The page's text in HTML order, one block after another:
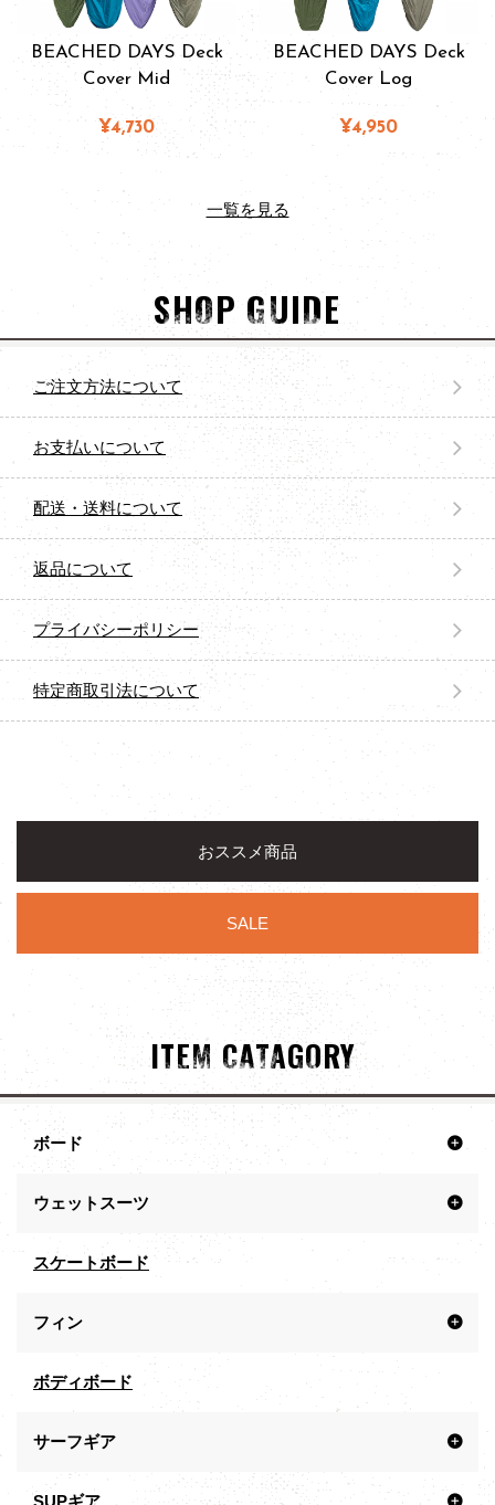
BEACHED DAYS Deck
Cover Mid
¥4,730
BEACHED DAYS Deck
Cover Log
¥4,950
一覧を見る
SHOP GUIDE
ご注文方法について
お支払いについて
配送・送料について
返品について
プライバシーポリシー
特定商取引法について
おススメ商品
SALE
ITEM CATAGORY
ボード
ウェットスーツ
スケートボード
フィン
ボディボード
サーフギア
SUPギア